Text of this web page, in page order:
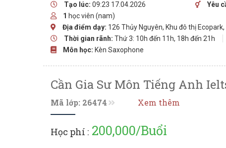
Tạo lúc: 09:23 17.04.2026 Yêu
1 học viên (nam)
Địa điểm dạy: 126 Thủy Nguyên, Khu đô thị
Thời gian rãnh: Thứ 3: 10h đến 11h, 18h đến 21h
Môn học: Kèn Saxophone
Cần Gia Sư Môn Tiếng Anh
Mã lớp: 26474 Xem thêm
Học phí : 200,000/Buổi